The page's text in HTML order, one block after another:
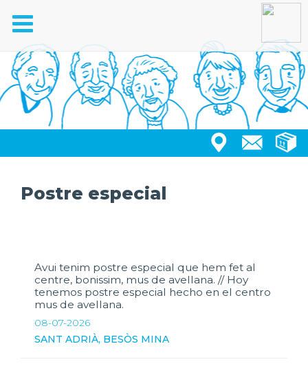
Toggle
navigation
Postre especial
Avui tenim postre especial que hem fet al
centre, bonissim, mus de avellana. // Hoy
tenemos postre especial hecho en el centro
mus de avellana.
08-07-2026
SANT ADRIÀ, BESÒS MINA